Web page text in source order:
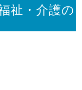
祉・介護の